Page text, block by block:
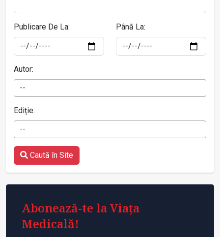
Publicare De La: Până La:
Autor:
--
Ediție:
--
Caută în Site
Abonează-te la Viața
Medicală!